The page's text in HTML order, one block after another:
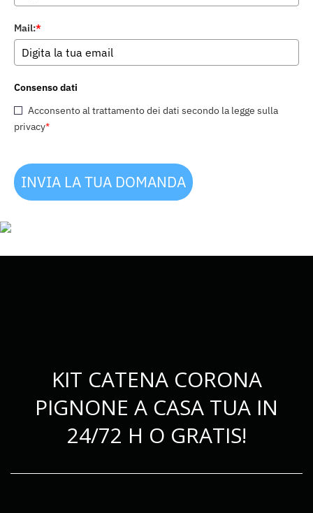
Mail:*
Consenso dati
Acconsento al trattamento dei dati secondo la legge sulla
privacy*
INVIA LA TUA DOMANDA
KIT CATENA CORONA
PIGNONE A CASA TUA IN
24/72 H O GRATIS!